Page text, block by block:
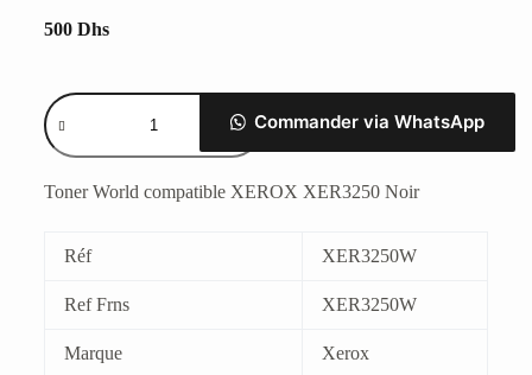
500 Dhs
Commander via WhatsApp
Toner World compatible XEROX XER3250 Noir
Réf XER3250W
Ref Frns XER3250W
Marque Xerox